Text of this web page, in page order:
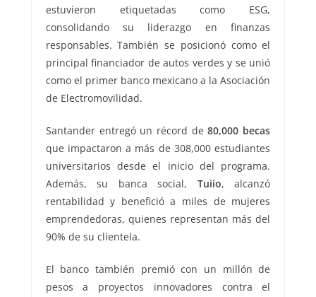
estuvieron etiquetadas como ESG,
consolidando su liderazgo en finanzas
responsables. También se posicionó como el
principal financiador de autos verdes y se unió
como el primer banco mexicano a la Asociación
de Electromovilidad.
Santander entregó un récord de80,000 becas
que impactaron a más de 308,000 estudiantes
universitarios desde el inicio del programa.
Además, su banca social, Tuiio, alcanzó
rentabilidad y benefició a miles de mujeres
emprendedoras, quienes representan más del
90% de su clientela.
El banco también premió con un millón de
pesos a proyectos innovadores contra el